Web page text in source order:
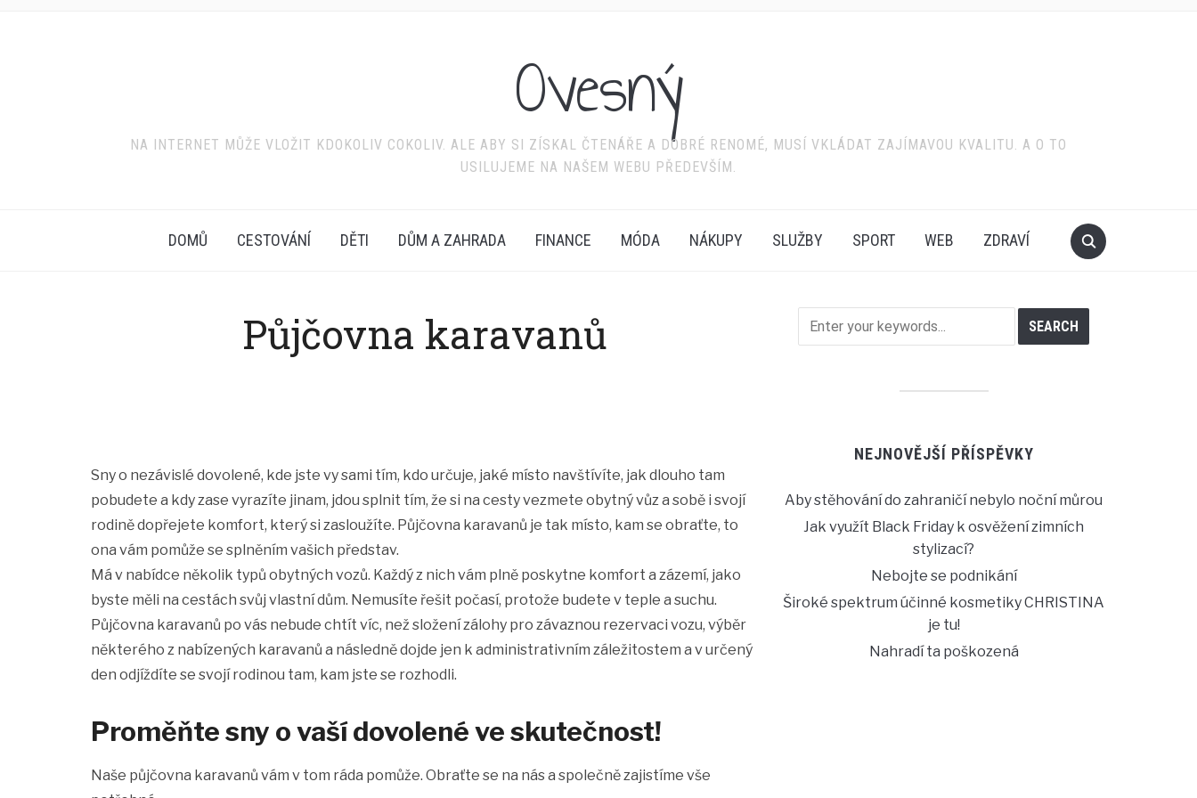
Ovesný
NA INTERNET MŮŽE VLOŽIT KDOKOLIV COKOLIV. ALE ABY SI ZÍSKAL ČTENÁŘE A DOBRÉ RENOMÉ, MUSÍ VKLÁDAT ZAJÍMAVOU KVALITU. A O TO
USILUJEME NA NAŠEM WEBU PŘEDEVŠÍM.
DOMŮ CESTOVÁNÍ DĚTI DŮM A ZAHRADA FINANCE MÓDA NÁKUPY SLUŽBY SPORT WEB ZDRAVÍ
Půjčovna karavanů
Sny o nezávislé dovolené, kde jste vy sami tím, kdo určuje, jaké místo navštívíte, jak dlouho tam
pobudete a kdy zase vyrazíte jinam, jdou splnit tím, že si na cesty vezmete obytný vůz a sobě i svojí
rodině dopřejete komfort, který si zasloužíte. Půjčovna karavanů je tak místo, kam se obraťte, to
ona vám pomůže se splněním vašich představ.
Má v nabídce několik typů obytných vozů. Každý z nich vám plně poskytne komfort a zázemí, jako
byste měli na cestách svůj vlastní dům. Nemusíte řešit počasí, protože budete v teple a suchu.
Půjčovna karavanů po vás nebude chtít víc, než složení zálohy pro závaznou rezervaci vozu, výběr
některého z nabízených karavanů a následně dojde jen k administrativním záležitostem a v určený
den odjíždíte se svojí rodinou tam, kam jste se rozhodli.
Proměňte sny o vaší dovolené ve skutečnost!
Naše půjčovna karavanů vám v tom ráda pomůže. Obraťte se na nás a společně zajistíme vše
NEJNOVĚJŠÍ PŘÍSPĚVKY
Aby stěhování do zahraničí nebylo noční můrou
Jak využít Black Friday k osvěžení zimních
stylizací?
Nebojte se podnikání
Široké spektrum účinné kosmetiky CHRISTINA
je tu!
Nahradí ta poškozená